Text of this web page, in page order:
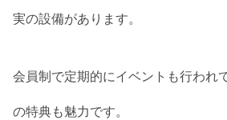
実の設備があります。
会員制で定期的にイベントも行われ
の特典も魅力です。